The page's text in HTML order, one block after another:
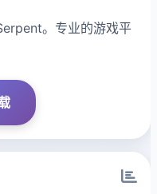
。专业的游戏平